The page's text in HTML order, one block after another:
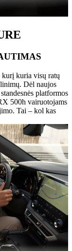
kuria visų ratų
Dėl naujos
platformos
500h vairuotojams
Tai – kol kas